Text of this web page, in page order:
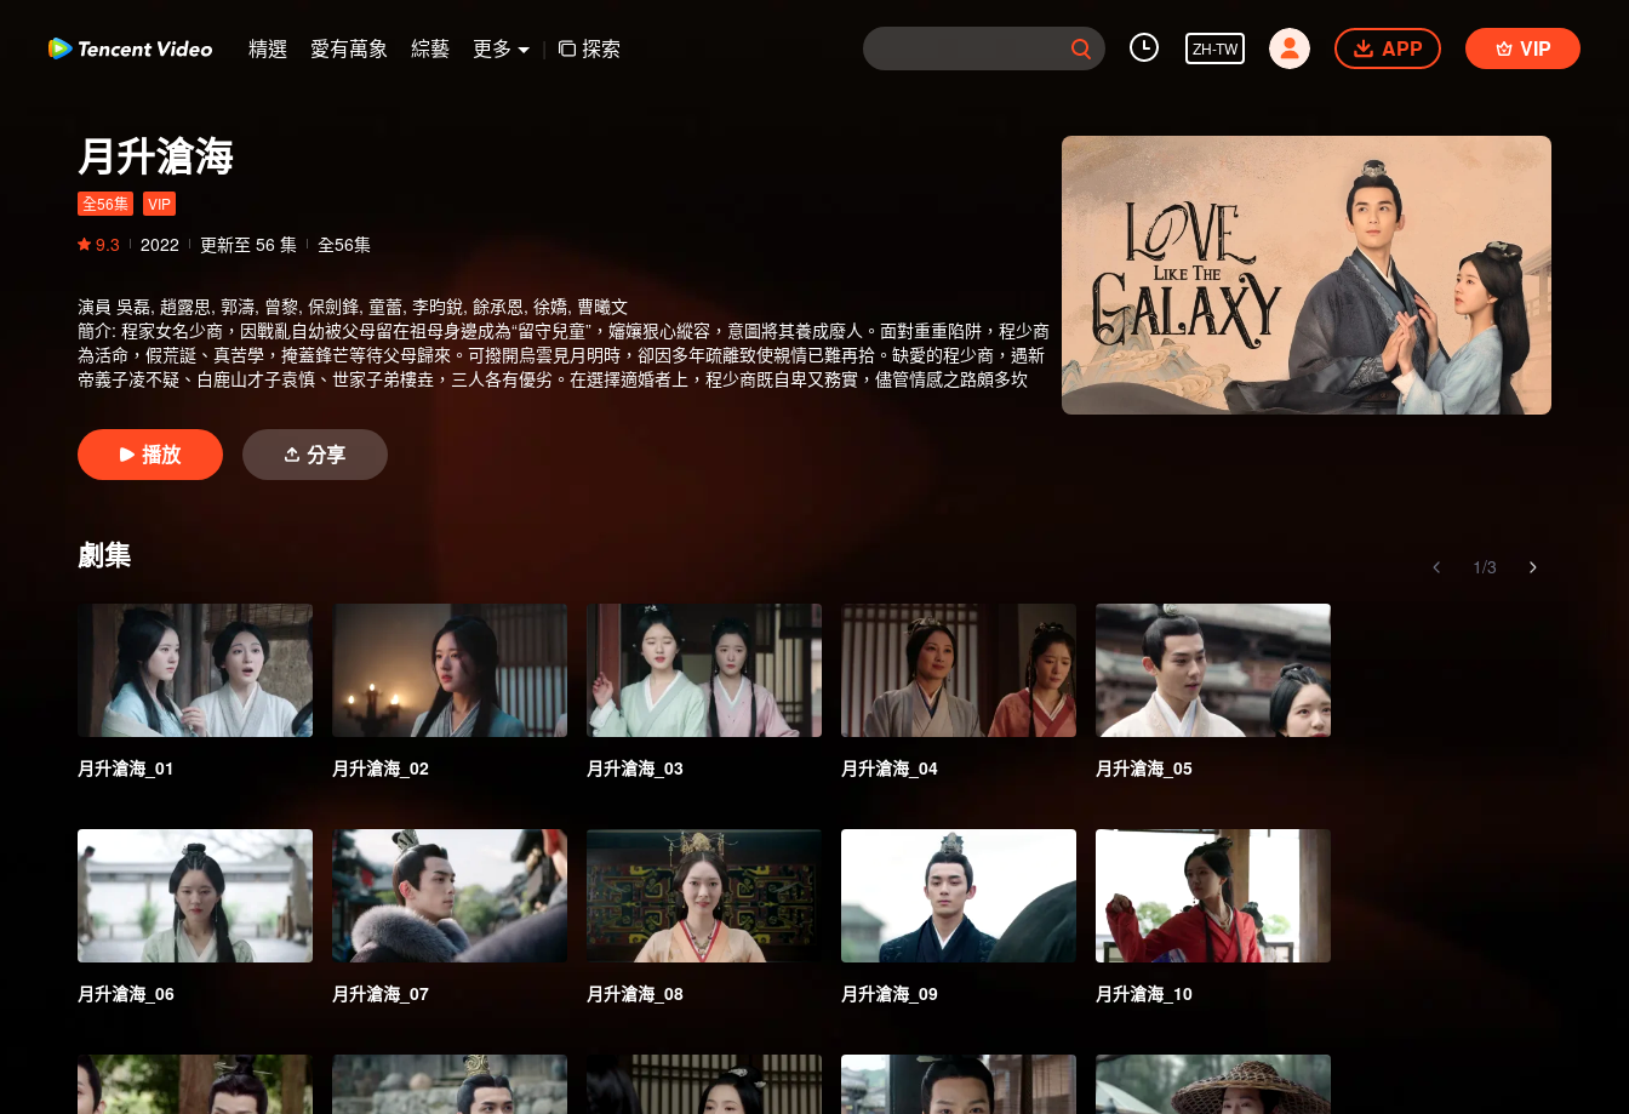
精選 愛有萬象 綜藝 更多 | 探索 ZH-TW APP VIP
月升滄海
全56集 VIP
9.3 2022 更新至 56 集 全56集
演員 吳磊, 趙露思, 郭濤, 曾黎, 保劍鋒, 童蕾, 李昀銳, 餘承恩, 徐嬌, 曹曦文
簡介: 程家女名少商，因戰亂自幼被父母留在祖母身邊成為“留守兒童”，嬸孃狠心縱容，意圖將其養成廢人。面對重重陷阱，程少商
為活命，假荒誕、真苦學，掩蓋鋒芒等待父母歸來。可撥開烏雲見月明時，卻因多年疏離致使親情已難再拾。缺愛的程少商，遇新
帝義子凌不疑、白鹿山才子袁慎、世家子弟樓垚，三人各有優劣。在選擇適婚者上，程少商既自卑又務實，儘管情感之路頗多坎
立奇功，也從凌不疑的家庭關係中學會與父母相處之道，以及如何經營自己的愛情。同時程少商與凌不疑也在這些經歷中各自變化
成長，慢慢與自己和家庭和解，並堅守內心的正義，攜手化解國家危機，成就一段佳話。
播放 分享
劇集 1/3
月升滄海_01 月升滄海_02 月升滄海_03 月升滄海_04 月升滄海_05
月升滄海_06 月升滄海_07 月升滄海_08 月升滄海_09 月升滄海_10